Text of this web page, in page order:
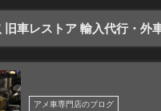
旧車レストア 輸入代行・外
アメ車専門店のブログ